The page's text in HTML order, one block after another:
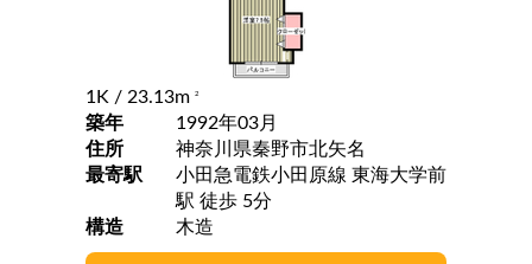
1K / 23.13m 2
築年
1992年03月
住所
神奈川県秦野市北矢名
最寄駅
小田急電鉄小田原線 東海大学前
駅 徒歩 5分
構造
木造